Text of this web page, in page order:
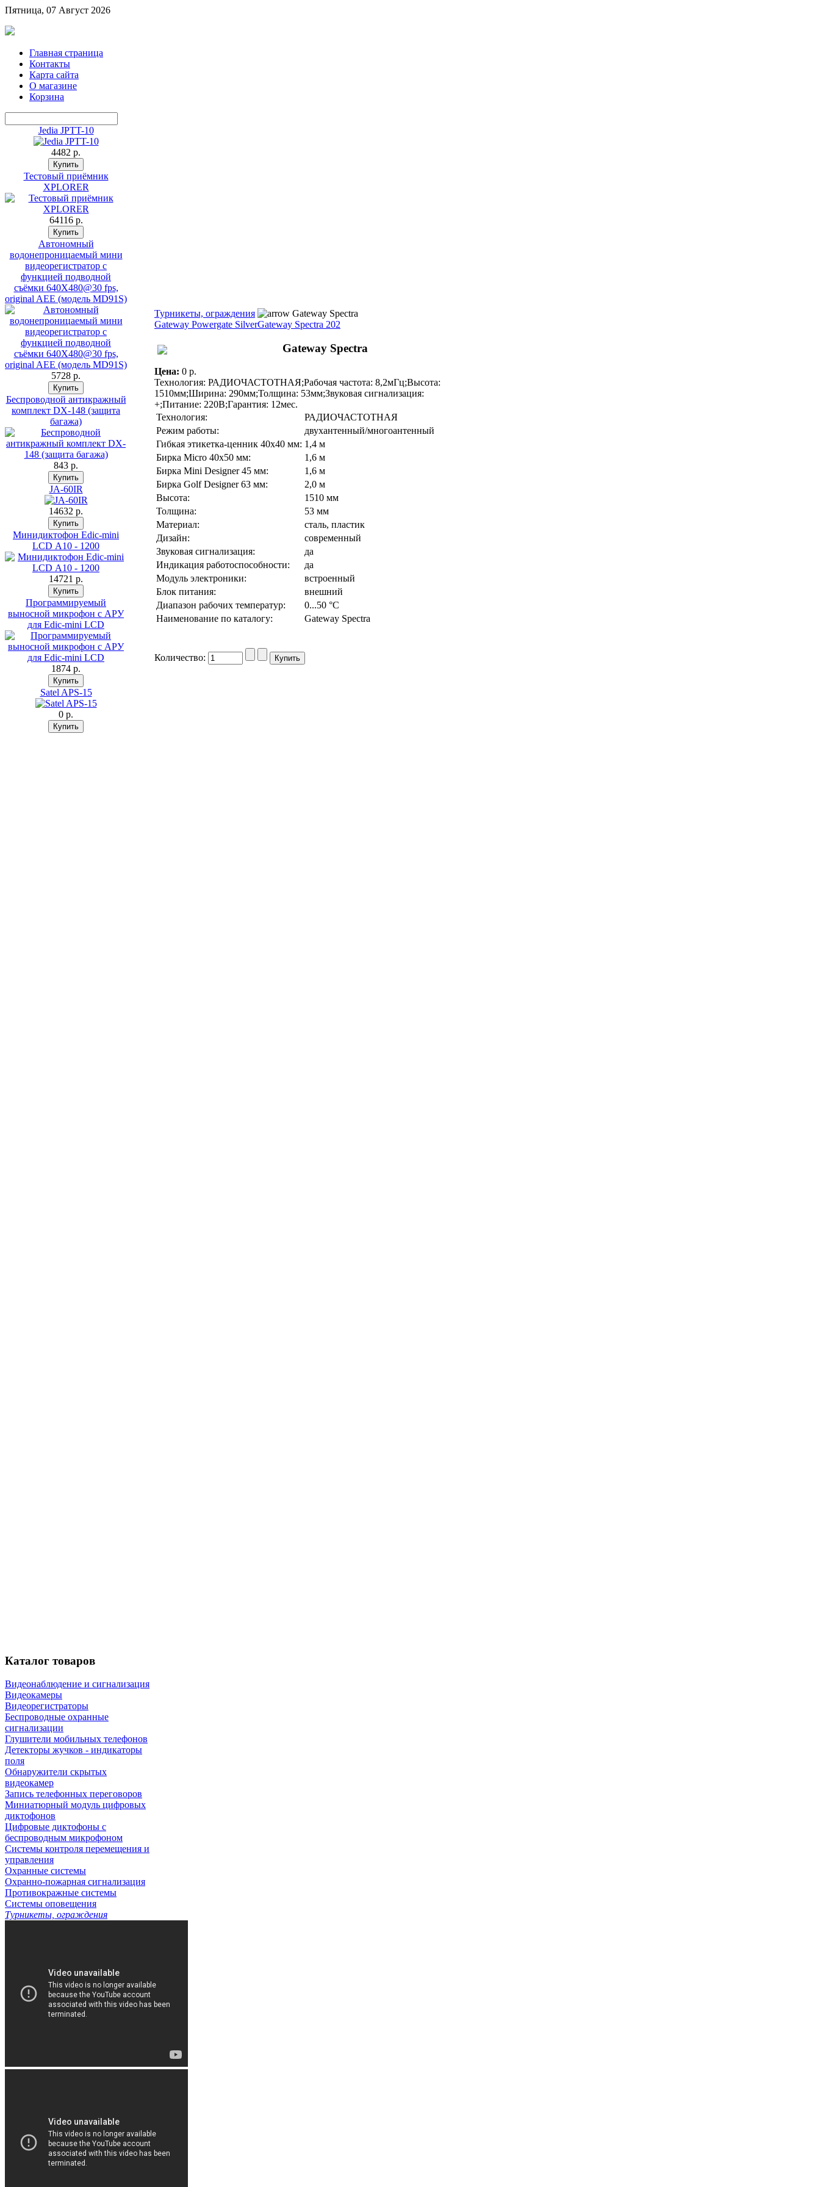
Пятница, 07 Август 2026
Главная страница
Контакты
Карта сайта
О магазине
Корзина
Jedia JPTT-10
4482 p.
Тестовый приёмник
XPLORER
64116 p.
Автономный
водонепроницаемый мини
видеорегистратор с
функцией подводной
съёмки 640X480@30 fps,
original AEE (модель MD91S)
5728 p.
Беспроводной антикражный
комплект DX-148 (защита
багажа)
843 p.
JA-60IR
14632 p.
Минидиктофон Edic-mini
LCD А10 - 1200
14721 p.
Программируемый
выносной микрофон с АРУ
для Edic-mini LCD
1874 p.
Satel APS-15
0 p.
Турникеты, ограждения
Gateway Spectra
Gateway Powergate SilverGateway Spectra 202
Gateway Spectra
Цена: 0 p.
Технология: РАДИОЧАСТОТНАЯ;Рабочая частота: 8,2мГц;Высота:
1510мм;Ширина: 290мм;Толщина: 53мм;Звуковая сигнализация:
+;Питание: 220В;Гарантия: 12мес.
Технология:
РАДИОЧАСТОТНАЯ
Режим работы:
двухантенный/многоантенный
Гибкая этикетка-ценник 40х40 мм: 1,4 м
Бирка Micro 40x50 мм:
1,6 м
Бирка Mini Designer 45 мм:
1,6 м
Бирка Golf Designer 63 мм:
2,0 м
Высота:
1510 мм
Толщина:
53 мм
Материал:
сталь, пластик
Дизайн:
современный
Звуковая сигнализация:
да
Индикация работоспособности:
да
Модуль электроники:
встроенный
Блок питания:
внешний
Диапазон рабочих температур:
0...50 °С
Наименование по каталогу:
Gateway Spectra
Количество:
Каталог товаров
Видеонаблюдение и сигнализация
Видеокамеры
Видеорегистраторы
Беспроводные охранные
сигнализации
Глушители мобильных телефонов
Детекторы жучков - индикаторы
поля
Обнаружители скрытых
видеокамер
Запись телефонных переговоров
Миниатюрный модуль цифровых
диктофонов
Цифровые диктофоны с
беспроводным микрофоном
Системы контроля перемещения и
управления
Охранные системы
Охранно-пожарная сигнализация
Противокражные системы
Системы оповещения
Турникеты, ограждения